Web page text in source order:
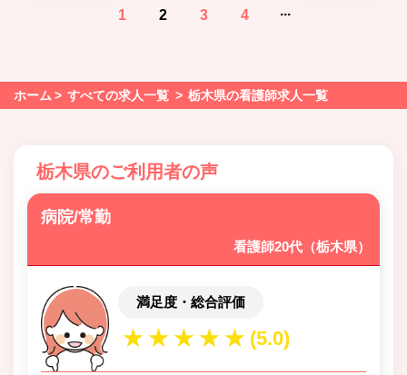
1 2 3 4 ...
ホーム すべての求人一覧 栃木県の看護師求人一覧
栃木県のご利用者の声
病院/常勤
看護師20代（栃木県）
満足度・総合評価